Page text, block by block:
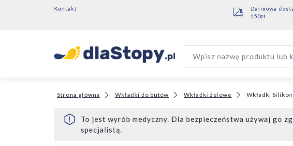
Kontakt
Darmowa
150zł
Wpisz nazwę produktu lub
Strona główna Wkładki do butów Wkładki żelowe Wkładki
To jest wyrób medyczny. Dla bezpieczeństwa używaj go
specjalistą.